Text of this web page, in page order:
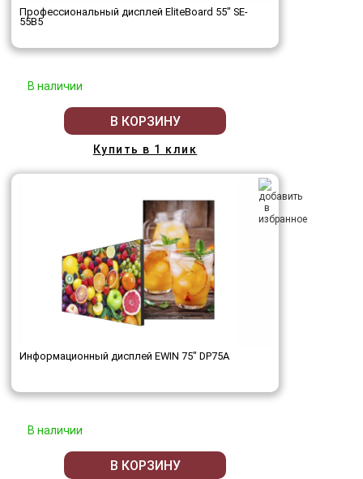
Профессиональный дисплей EliteBoard 55" SE-
55B5
В наличии
В КОРЗИНУ
Купить в 1 клик
Информационный дисплей EWIN 75" DP75A
В наличии
В КОРЗИНУ